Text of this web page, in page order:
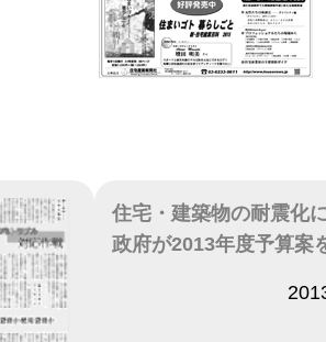
住宅・建築物の耐震化
政府が2013年度予算案